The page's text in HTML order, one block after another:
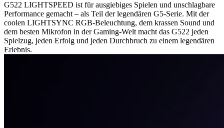
G522 LIGHTSPEED ist für ausgiebiges Spielen und unschlagbare
Performance gemacht – als Teil der legendären G5-Serie. Mit der
coolen LIGHTSYNC RGB-Beleuchtung, dem krassen Sound und
dem besten Mikrofon in der Gaming-Welt macht das G522 jeden
Spielzug, jeden Erfolg und jeden Durchbruch zu einem legendären
Erlebnis.